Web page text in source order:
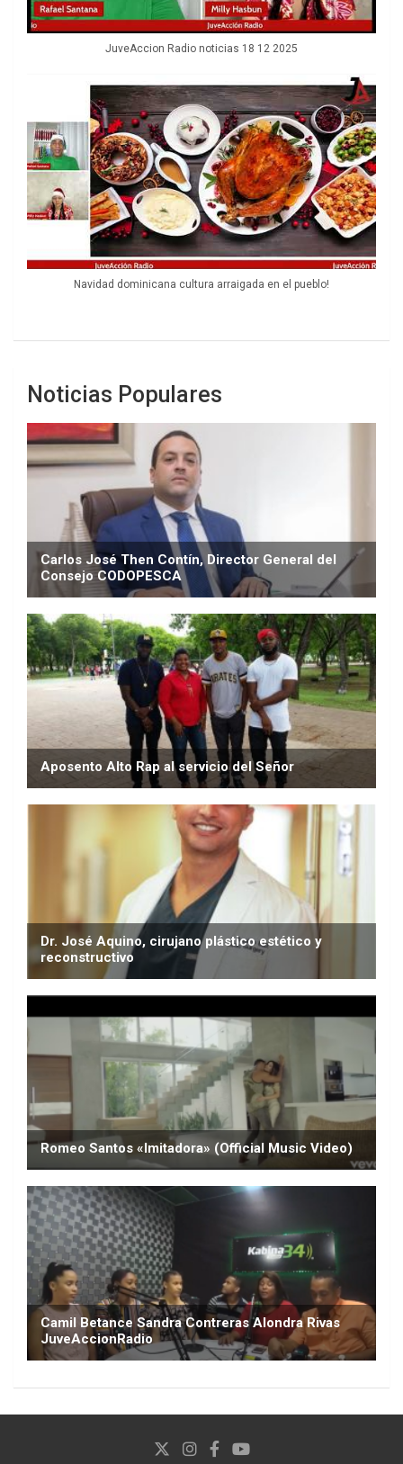
JuveAccion Radio noticias 18 12 2025
Navidad dominicana cultura arraigada en el pueblo!
Noticias Populares